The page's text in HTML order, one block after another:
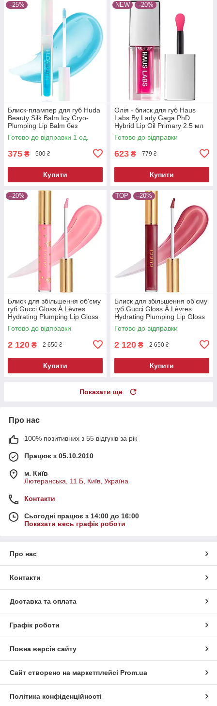
–25%
Блиск-плампер для губ Huda
Beauty Silk Balm Icy Cryo-
Plumping Lip Balm без
коробки 3.9 мл
Готово до відправки 1 од.
375 ₴ 500 ₴
Купити
NEW –20%
Олія - блиск для губ Haus
Labs By Lady Gaga PhD
Hybrid Lip Oil Primary 2.5 мл
Готово до відправки
623 ₴ 779 ₴
Купити
–20%
Блиск для збільшення об'єму
губ Gucci Gloss À Lèvres
Hydrating Plumping Lip Gloss
219 Bertha Pink 6 мл
Готово до відправки
2 120 ₴ 2 650 ₴
Купити
TOP –20%
Блиск для збільшення об'єму
губ Gucci Gloss À Lèvres
Hydrating Plumping Lip Gloss
509 Rosso Ancora 6.5 мл
Готово до відправки
2 120 ₴ 2 650 ₴
Купити
Показати ще
Про нас
100% позитивних з 55 відгуків за рік
Працює з 05.10.2010
м. Київ
Лютеранська, 11 Б, Київ, Україна
Контакти
Сьогодні працює з 14:00 до 16:00
Показати весь графік роботи
Про нас
Контакти
Доставка та оплата
Графік роботи
Повна версія сайту
Сайт створено на маркетплейсі Prom.ua
Політика конфіденційності